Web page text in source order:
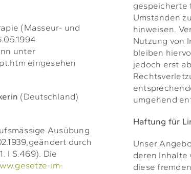
(Masseur- und
unter
eingesehen
(Deutschland)
Ausübung
durch
I S.469). Die
im-
gespeicherte
Umständen
hinweisen.
Nutzung von
bleiben
jedoch erst
umgehend
Haftung für
Unser
deren Inhalte
diese